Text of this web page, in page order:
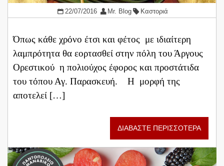
22/07/2016 Mr. Blog Καστοριά
Όπως κάθε χρόνο έτσι και φέτος με ιδιαίτερη
λαμπρότητα θα εορτασθεί στην πόλη του Άργους
Ορεστικού η πολιούχος έφορος και προστάτιδα
του τόπου Αγ. Παρασκευή. Η μορφή της
αποτελεί […]
ΔΙΑΒΑΣΤΕ ΠΕΡΙΣΣΟΤΕΡΑ